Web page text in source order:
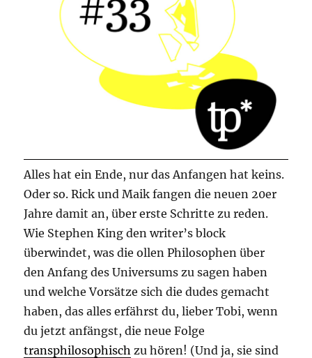
Alles hat ein Ende, nur das Anfangen hat keins.
Oder so. Rick und Maik fangen die neuen 20er
Jahre damit an, über erste Schritte zu reden.
Wie Stephen King den writer’s block
überwindet, was die ollen Philosophen über
den Anfang des Universums zu sagen haben
und welche Vorsätze sich die dudes gemacht
haben, das alles erfährst du, lieber Tobi, wenn
du jetzt anfängst, die neue Folge
transphilosophisch zu hören! (Und ja, sie sind